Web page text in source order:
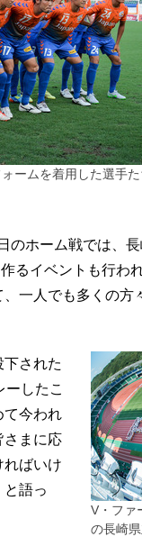
ームを着用した選手
ホーム戦では、
るイベントも行わ
一人でも多くの方
V・ファ
の長崎
された
したこ
て今われ
さまに応
ればいけ
語っ